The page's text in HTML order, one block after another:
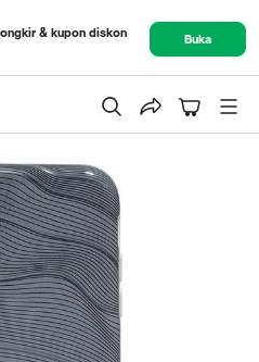
& kupon diskon
Buka